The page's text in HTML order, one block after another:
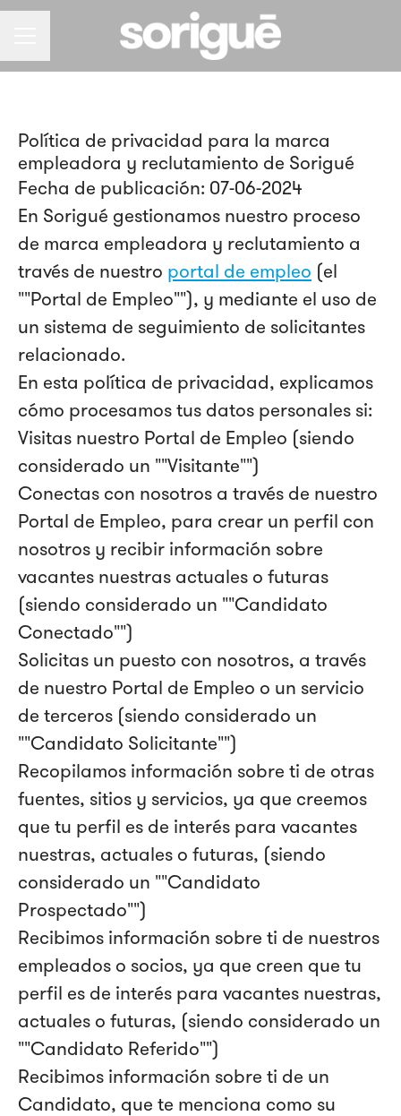
Política de privacidad para la marca
empleadora y reclutamiento de Sorigué
Fecha de publicación: 07-06-2024
En Sorigué gestionamos nuestro proceso
de marca empleadora y reclutamiento a
través de nuestro portal de empleo (el
""Portal de Empleo""), y mediante el uso de
un sistema de seguimiento de solicitantes
relacionado.
En esta política de privacidad, explicamos
cómo procesamos tus datos personales si:
Visitas nuestro Portal de Empleo (siendo
considerado un ""Visitante"")
Conectas con nosotros a través de nuestro
Portal de Empleo, para crear un perfil con
nosotros y recibir información sobre
vacantes nuestras actuales o futuras
(siendo considerado un ""Candidato
Conectado"")
Solicitas un puesto con nosotros, a través
de nuestro Portal de Empleo o un servicio
de terceros (siendo considerado un
""Candidato Solicitante"")
Recopilamos información sobre ti de otras
fuentes, sitios y servicios, ya que creemos
que tu perfil es de interés para vacantes
nuestras, actuales o futuras, (siendo
considerado un ""Candidato
Prospectado"")
Recibimos información sobre ti de nuestros
empleados o socios, ya que creen que tu
perfil es de interés para vacantes nuestras,
actuales o futuras, (siendo considerado un
""Candidato Referido"")
Recibimos información sobre ti de un
Candidato, que te menciona como su